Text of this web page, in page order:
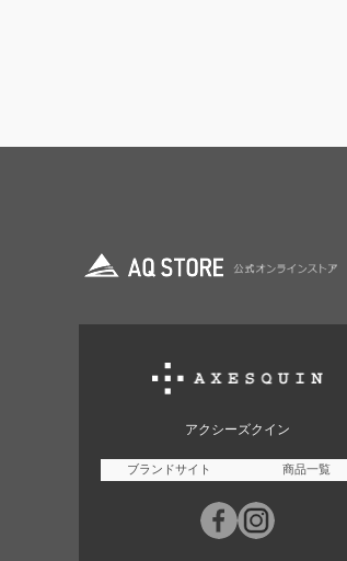
アクシーズクイン
ブランドサイト 商品一覧